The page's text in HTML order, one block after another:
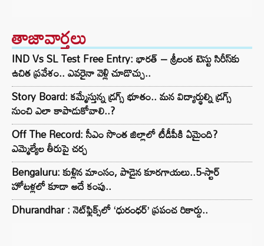
తాజావార్తలు
IND Vs SL Test Free Entry: భారత్ – శ్రీలంక టెస్టు సిరీస్‌కు
ఉచిత ప్రవేశం.. ఎవరైనా వెళ్లి చూడొచ్చు..
Story Board: కమ్మేస్తున్న డ్రగ్స్ భూతం.. మన విద్యార్థుల్ని డ్రగ్స్
నుంచి ఎలా కాపాడుకోవాలి..?
Off The Record: సీఎం సొంత జిల్లాలో టీడీపీకి ఏమైంది?
ఎమ్మెల్యేల తీరుపై చర్చ
Bengaluru: కుళ్లిన మాంసం, పాడైన కూరగాయలు..5-స్టార్
హోటళ్లలో కూడా అదే కంపు..
Dhurandhar : నెట్‌ఫ్లిక్స్‌లో ‘ధురంధర్’ ప్రపంచ రికార్డు..